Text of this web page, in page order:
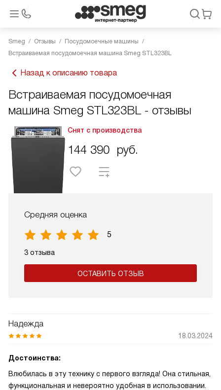
Smeg Отзывы
Посудомоечные машины
Встраиваемая посудомоечная машина Smeg STL323BL
Назад к описанию товара
Встраиваемая посудомоечная
машина Smeg STL323BL - отзывы
Снят с производства
144 390 руб.
Средняя оценка
5
3 отзыва
ОСТАВИТЬ ОТЗЫВ
Надежда
18.03.2024
Достоинства:
Влюбилась в эту технику с первого взгляда! Она стильная,
функциональная и невероятно удобная в использовании.